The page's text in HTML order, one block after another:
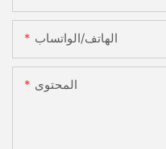
الهاتف/الواتساب
المحتوى